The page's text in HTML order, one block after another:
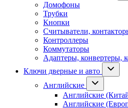
Домофоны
Трубки
Кнопки
Считыватели,
Контроллеры
Коммутаторы
Адаптеры, конвертеры,
Ключи дверные и авто
Английские
Английские
Английские